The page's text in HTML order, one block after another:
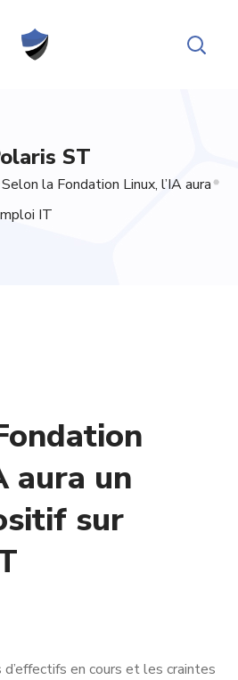
ST
Selon la Fondation Linux, l’IA aura
IT
aura un
sur
en cours et les craintes